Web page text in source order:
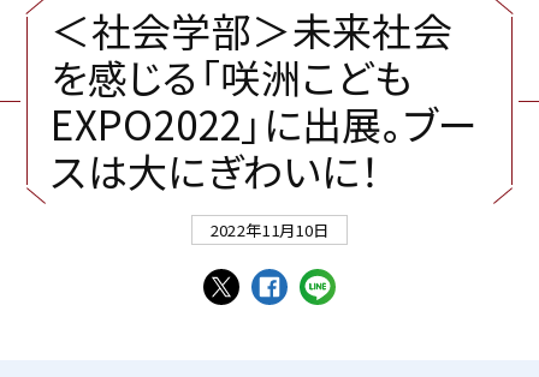
＜社会学部＞未来社会
を感じる 「咲洲こども
EXPO2022 」 に出展。ブー
スは大にぎわいに！
2022年11月10日